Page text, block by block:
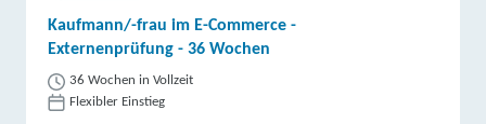
Kaufmann/-frau im E-Commerce -
Externenprüfung - 36 Wochen
36 Wochen in Vollzeit
Flexibler Einstieg